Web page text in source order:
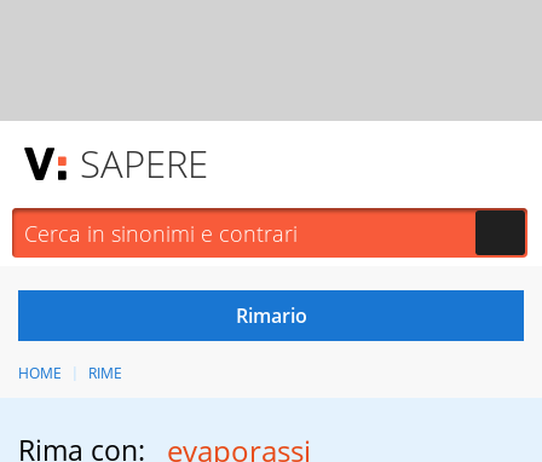
SAPERE
HOME RIME
Rima con: evaporassi